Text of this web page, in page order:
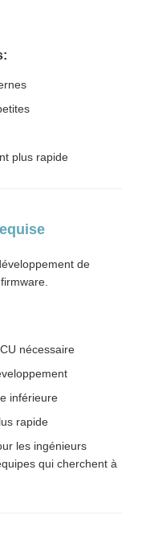
plus rapide
de
nécessaire
inférieure
rapide
les ingénieurs
qui cherchent à